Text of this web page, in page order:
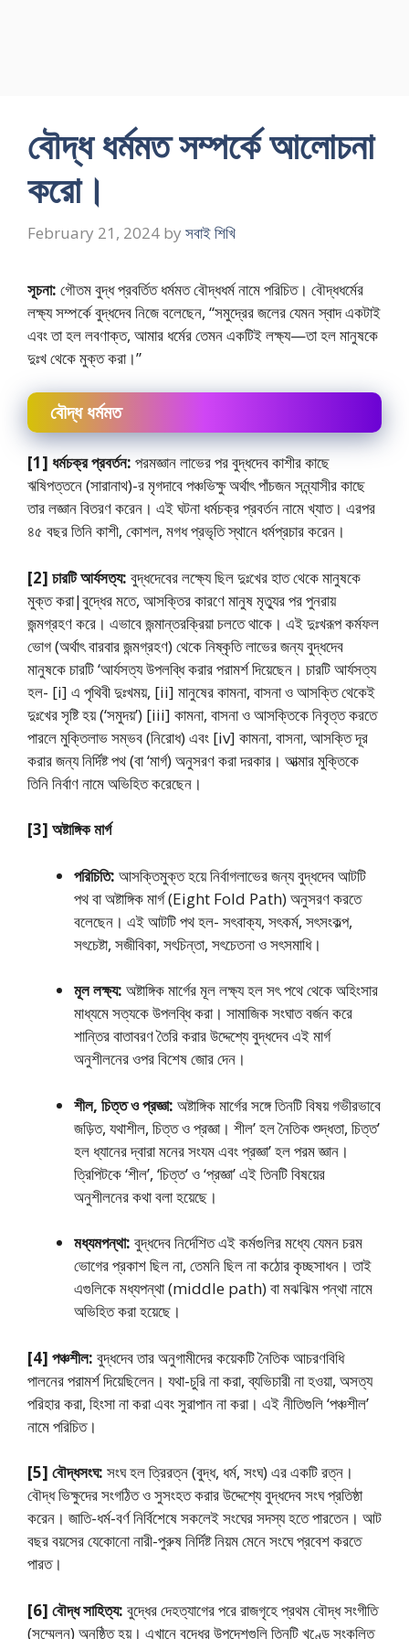
বৌদ্ধ ধর্মমত সম্পর্কে আলােচনা
করাে।
February 21, 2024 by সবাই শিখি
সূচনা: গৌতম বুদ্ধ প্রবর্তিত ধর্মমত বৌদ্ধধর্ম নামে পরিচিত। বৌদ্ধধর্মের
লক্ষ্য সম্পর্কে বুদ্ধদেব নিজে বলেছেন, “সমুদ্রের জলের যেমন স্বাদ একটাই
এবং তা হল লবণাক্ত, আমার ধর্মের তেমন একটিই লক্ষ্য—তা হল মানুষকে
দুঃখ থেকে মুক্ত করা।”
বৌদ্ধ ধর্মমত
[1] ধর্মচক্র প্রবর্তন: পরমজ্ঞান লাভের পর বুদ্ধদেব কাশীর কাছে
ঋষিপত্তনে (সারানাথ)-র মৃগদাবে পঞ্চভিক্ষু অর্থাৎ পাঁচজন সন্ন্যাসীর কাছে
তার লজ্ঞান বিতরণ করেন। এই ঘটনা ধর্মচক্র প্রবর্তন নামে খ্যাত। এরপর
৪৫ বছর তিনি কাশী, কোশল, মগধ প্রভৃতি স্থানে ধর্মপ্রচার করেন।
[2] চারটি আর্যসত্য: বুদ্ধদেবের লক্ষ্যে ছিল দুঃখের হাত থেকে মানুষকে
মুক্ত করা|বুদ্ধের মতে, আসক্তির কারণে মানুষ মৃত্যুর পর পুনরায়
জন্মগ্রহণ করে। এভাবে জন্মান্তরক্রিয়া চলতে থাকে। এই দুঃখরূপ কর্মফল
ভােগ (অর্থাৎ বারবার জন্মগ্রহণ) থেকে নিষ্কৃতি লাভের জন্য বুদ্ধদেব
মানুষকে চারটি ‘আর্যসত্য উপলব্ধি করার পরামর্শ দিয়েছেন। চারটি আর্যসত্য
হল- [i] এ পৃথিবী দুঃখময়, [ii] মানুষের কামনা, বাসনা ও আসক্তি থেকেই
দুঃখের সৃষ্টি হয় (‘সমুদয়’) [iii] কামনা, বাসনা ও আসক্তিকে নিবৃত্ত করতে
পারলে মুক্তিলাভ সম্ভব (নিরােধ) এবং [iv] কামনা, বাসনা, আসক্তি দূর
করার জন্য নির্দিষ্ট পথ (বা ‘মার্গ) অনুসরণ করা দরকার। আত্মার মুক্তিকে
তিনি নির্বাণ নামে অভিহিত করেছেন।
[3] অষ্টাঙ্গিক মার্গ
পরিচিতি: আসক্তিমুক্ত হয়ে নির্বাগলাভের জন্য বুদ্ধদেব আটটি
পথ বা অষ্টাঙ্গিক মার্গ (Eight Fold Path) অনুসরণ করতে
বলেছেন। এই আটটি পথ হল- সৎবাক্য, সৎকর্ম, সৎসংকল্প,
সৎচেষ্টা, সজীবিকা, সৎচিন্তা, সৎচেতনা ও সৎসমাধি।
মূল লক্ষ্য: অষ্টাঙ্গিক মার্গের মূল লক্ষ্য হল সৎ পথে থেকে অহিংসার
মাধ্যমে সত্যকে উপলব্ধি করা। সামাজিক সংঘাত বর্জন করে
শান্তির বাতাবরণ তৈরি করার উদ্দেশ্যে বুদ্ধদেব এই মার্গ
অনুশীলনের ওপর বিশেষ জোর দেন।
শীল, চিত্ত ও প্রজ্ঞা: অষ্টাঙ্গিক মার্গের সঙ্গে তিনটি বিষয় গভীরভাবে
জড়িত, যথাশীল, চিত্ত ও প্রজ্ঞা। শীল’ হল নৈতিক শুদ্ধতা, চিত্ত’
হল ধ্যানের দ্বারা মনের সংযম এবং প্রজ্ঞা’ হল পরম জ্ঞান।
ত্রিপিটকে ‘শীল’, ‘চিত্ত’ ও ‘প্রজ্ঞা’ এই তিনটি বিষয়ের
অনুশীলনের কথা বলা হয়েছে।
মধ্যমপন্থা: বুদ্ধদেব নির্দেশিত এই কর্মগুলির মধ্যে যেমন চরম
ভােগের প্রকাশ ছিল না, তেমনি ছিল না কঠোর কৃচ্ছসাধন। তাই
এগুলিকে মধ্যপন্থা (middle path) বা মঝঝিম পন্থা নামে
অভিহিত করা হয়েছে।
[4] পঞ্চশীল: বুদ্ধদেব তার অনুগামীদের কয়েকটি নৈতিক আচরণবিধি
পালনের পরামর্শ দিয়েছিলেন। যথা-চুরি না করা, ব্যভিচারী না হওয়া, অসত্য
পরিহার করা, হিংসা না করা এবং সুরাপান না করা। এই নীতিগুলি ‘পঞ্চশীল’
নামে পরিচিত।
[5] বৌদ্ধসংঘ: সংঘ হল ত্রিরত্ন (বুদ্ধ, ধর্ম, সংঘ) এর একটি রত্ন।
বৌদ্ধ ভিক্ষুদের সংগঠিত ও সুসংহত করার উদ্দেশ্যে বুদ্ধদেব সংঘ প্রতিষ্ঠা
করেন। জাতি-ধর্ম-বর্ণ নির্বিশেষে সকলেই সংঘের সদস্য হতে পারতেন। আট
বছর বয়সের যেকোনাে নারী-পুরুষ নির্দিষ্ট নিয়ম মেনে সংঘে প্রবেশ করতে
পারত।
[6] বৌদ্ধ সাহিত্য: বুদ্ধের দেহত্যাগের পরে রাজগৃহে প্রথম বৌদ্ধ সংগীতি
(সম্মেলন) অনুষ্ঠিত হয়। এখানে বুদ্ধের উপদেশগুলি তিনটি খণ্ডে সংকলিত